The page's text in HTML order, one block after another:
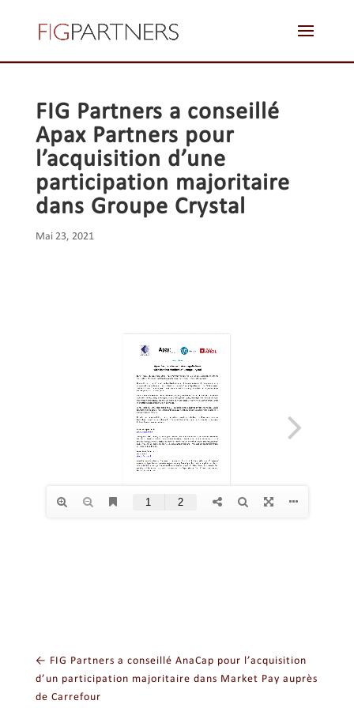
FIG Partners a conseillé
Apax Partners pour
l’acquisition d’une
participation majoritaire
dans Groupe Crystal
Mai 23, 2021
← FIG Partners a conseillé AnaCap pour l’acquisition
d’un participation majoritaire dans Market Pay auprès
de Carrefour